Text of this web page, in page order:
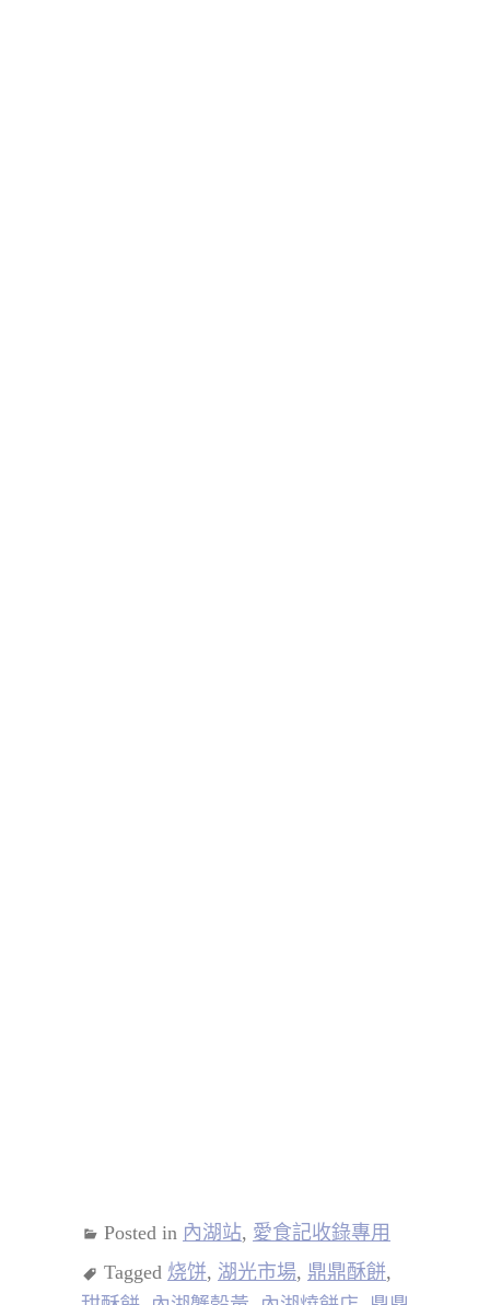
Posted in 內湖站, 愛食記收錄專用
Tagged 烧饼, 湖光市場, 鼎鼎酥餅,